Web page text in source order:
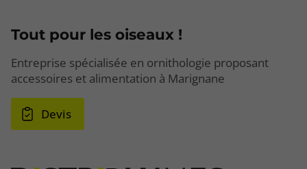
Tout pour les oiseaux !
Entreprise spécialisée en ornithologie proposant
accessoires et alimentation à Marignane
Devis